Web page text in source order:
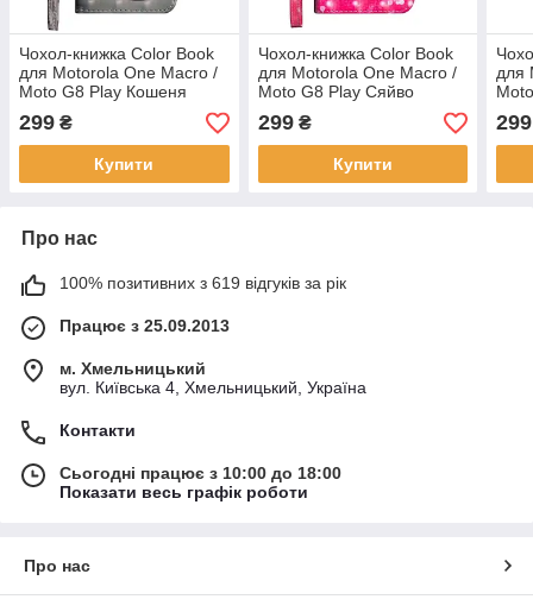
Чохол-книжка Color Book
для Motorola One Macro /
Moto G8 Play Кошеня
299 ₴
Купити
Чохол-книжка Color Book
для Motorola One Macro /
Moto G8 Play Сяйво
299₴
Купити
для
299
Про нас
100% позитивних з 619 відгуків за рік
Працює з 25.09.2013
м. Хмельницький
вул. Київська 4, Хмельницький, Україна
Контакти
Сьогодні працює з 10:00 до 18:00
Показати весь графік роботи
Про нас